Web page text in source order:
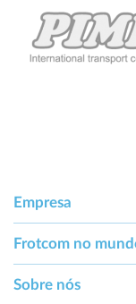
Empresa
Frotcom no
Sobre nós